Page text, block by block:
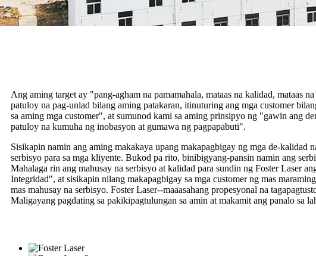
Ang aming target ay "pang-agham na pamamahala, mataas na kalidad, mataas
patuloy na pag-unlad bilang aming patakaran, itinuturing ang mga customer
sa aming mga customer", at sumunod kami sa aming prinsipyo ng "gawin ang
patuloy na kumuha ng inobasyon at gumawa ng pagpapabuti".
Sisikapin namin ang aming makakaya upang makapagbigay ng mga de-kalidad
serbisyo para sa mga kliyente. Bukod pa rito, binibigyang-pansin namin ang
Mahalaga rin ang mahusay na serbisyo at kalidad para sundin ng Foster Laser
Integridad", at sisikapin nilang makapagbigay sa mga customer ng mas
mas mahusay na serbisyo. Foster Laser--maaasahang propesyonal na
Maligayang pagdating sa pakikipagtulungan sa amin at makamit ang panalo sa